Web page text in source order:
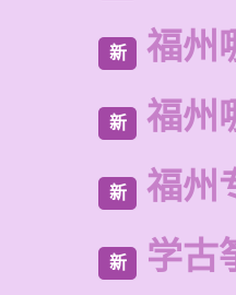
新 福州
新 福州
新 福州
新 学古